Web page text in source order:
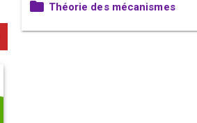
Théorie des mécanismes